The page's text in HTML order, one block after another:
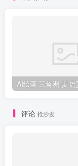
评论 抢沙发